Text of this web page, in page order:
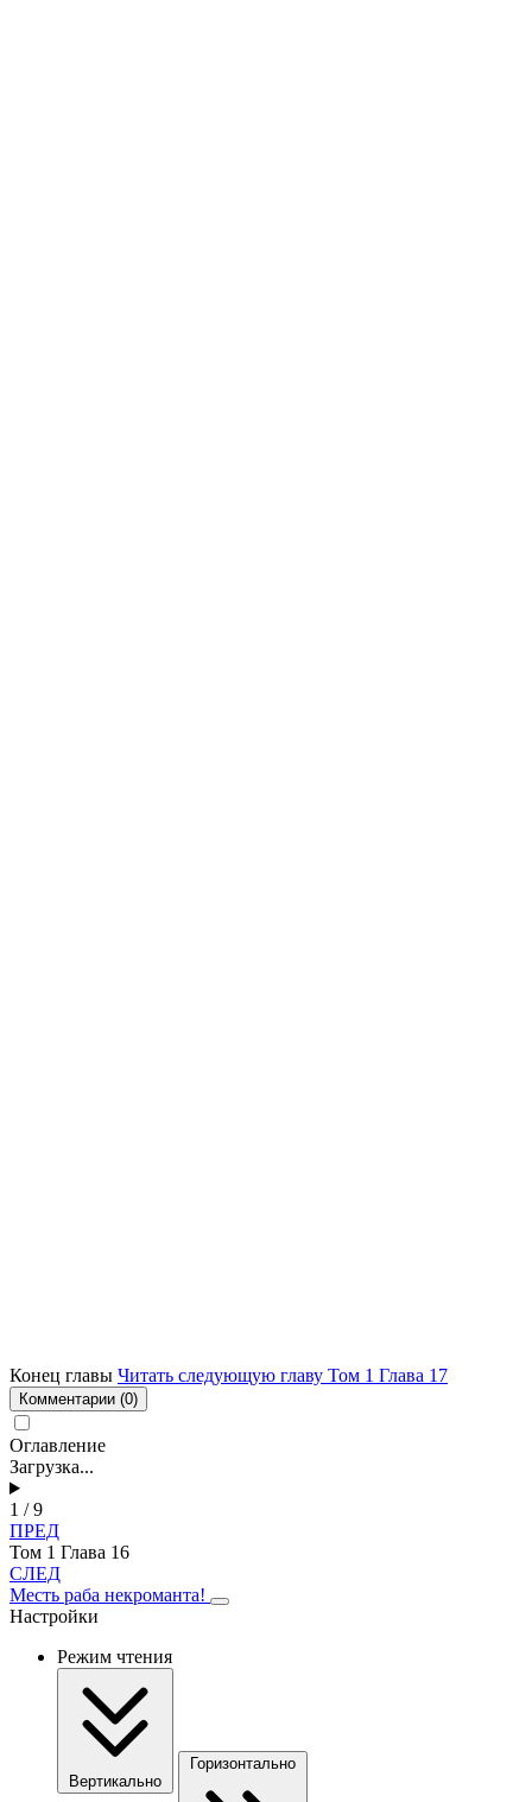
Конец главы Читать следующую главу Том 1 Глава 17
Комментарии (0)
Оглавление
Загрузка...
1 / 9
ПРЕД
Том 1 Глава 16
СЛЕД
Месть раба некроманта!
Настройки
Режим чтения
Вертикально
Горизонтально